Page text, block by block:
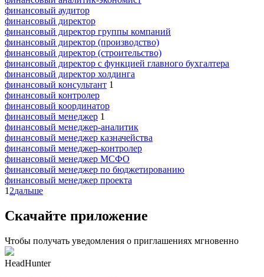
финансовый аудитор
финансовый директор
финансовый директор группы компаний
финансовый директор (производство)
финансовый директор (строительство)
финансовый директор с функцией главного бухгалтера
финансовый директор холдинга
финансовый консультант 1
финансовый контролер
финансовый координатор
финансовый менеджер 1
финансовый менеджер-аналитик
финансовый менеджер казначейства
финансовый менеджер-контролер
финансовый менеджер МСФО
финансовый менеджер по бюджетированию
финансовый менеджер проекта
1 2дальше
Скачайте приложение
Чтобы получать уведомления о приглашениях мгновенно
HeadHunter